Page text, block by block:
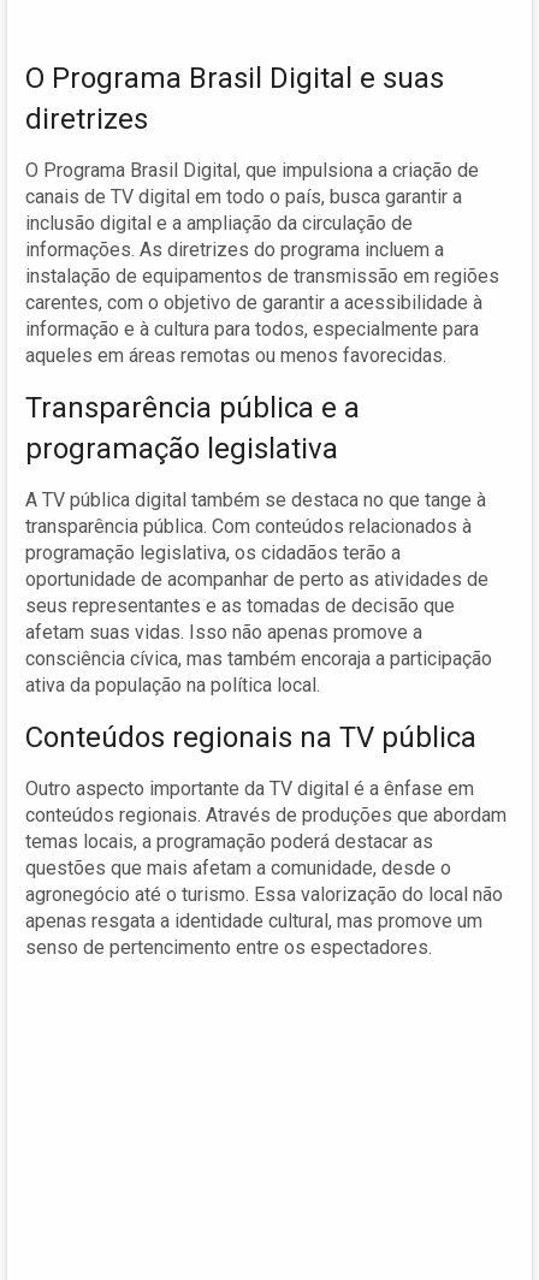
O Programa Brasil Digital e suas
diretrizes
O Programa Brasil Digital, que impulsiona a criação de
canais de TV digital em todo o país, busca garantir a
inclusão digital e a ampliação da circulação de
informações. As diretrizes do programa incluem a
instalação de equipamentos de transmissão em regiões
carentes, com o objetivo de garantir a acessibilidade à
informação e à cultura para todos, especialmente para
aqueles em áreas remotas ou menos favorecidas.
Transparência pública e a
programação legislativa
A TV pública digital também se destaca no que tange à
transparência pública. Com conteúdos relacionados à
programação legislativa, os cidadãos terão a
oportunidade de acompanhar de perto as atividades de
seus representantes e as tomadas de decisão que
afetam suas vidas. Isso não apenas promove a
consciência cívica, mas também encoraja a participação
ativa da população na política local.
Conteúdos regionais na TV pública
Outro aspecto importante da TV digital é a ênfase em
conteúdos regionais. Através de produções que abordam
temas locais, a programação poderá destacar as
questões que mais afetam a comunidade, desde o
agronegócio até o turismo. Essa valorização do local não
apenas resgata a identidade cultural, mas promove um
senso de pertencimento entre os espectadores.